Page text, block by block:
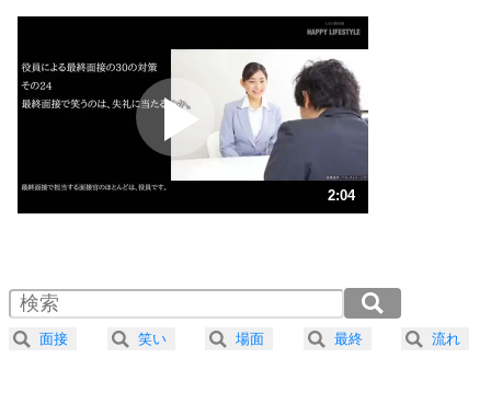
いっそのこと、他人を見ない。
いらいらしない人になる30の方法
ポジティブになれない原因は、行動しないから。
ポジティブ思考になる30の方法
人生、なんとかなるもの。
気楽に生きる30の方法
4 器の大きい人は、怒りを優しさで表現する。
プラス思考
2:04
2.0倍速 （244KB 1分2秒）
2.5倍速 （195KB 49秒）
3.0倍速 （163KB 41秒）
面接 笑い 場面 最終 流れ